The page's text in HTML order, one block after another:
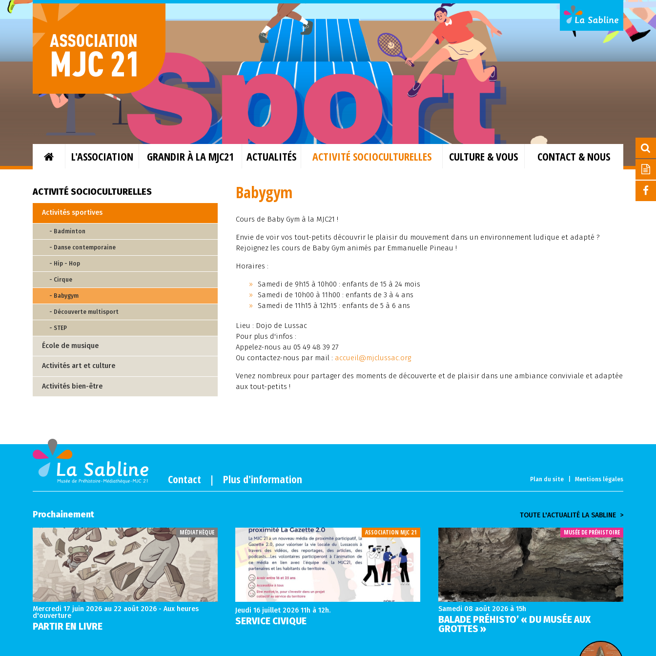
L'ASSOCIATION GRANDIR À LA MJC21 ACTUALITÉS ACTIVITÉ SOCIOCULTURELLES CULTURE & VOUS CONTACT & NOUS
Babygym
Cours de Baby Gym à la MJC21 !
Envie de voir vos tout-petits découvrir le plaisir du mouvement dans un environnement ludique et adapté ?
Rejoignez les cours de Baby Gym animés par Emmanuelle Pineau !
Horaires :
Samedi de 9h15 à 10h00 : enfants de 15 à 24 mois
Samedi de 10h00 à 11h00 : enfants de 3 à 4 ans
Samedi de 11h15 à 12h15 : enfants de 5 à 6 ans
Lieu : Dojo de Lussac
Pour plus d'infos :
Appelez-nous au 05 49 48 39 27
Ou contactez-nous par mail : accueil@mjclussac.org
Venez nombreux pour partager des moments de découverte et de plaisir dans une ambiance conviviale et adaptée
aux tout-petits !
ACTIVITÉ SOCIOCULTURELLES
Activités sportives
- Badminton
- Danse contemporaine
- Hip - Hop
- Cirque
- Babygym
- Découverte multisport
- STEP
École de musique
Activités art et culture
Activités bien-être
Contact | Plus d'information Plan du site| Mentions légales
Prochainement TOUTE L'ACTUALITÉ LA SABLINE >
MÉDIATHÈQUE
Mercredi 17 juin 2026 au 22 août 2026 - Aux heures
d'ouverture
PARTIR EN LIVRE
ASSOCIATION MJC 21
Jeudi 16 juillet 2026 11h à 12h.
SERVICE CIVIQUE
MUSÉE DE PRÉHISTOIRE
Samedi 08 août 2026à 15h
BALADE PRÉHISTO’ « DU MUSÉE AUX
GROTTES »